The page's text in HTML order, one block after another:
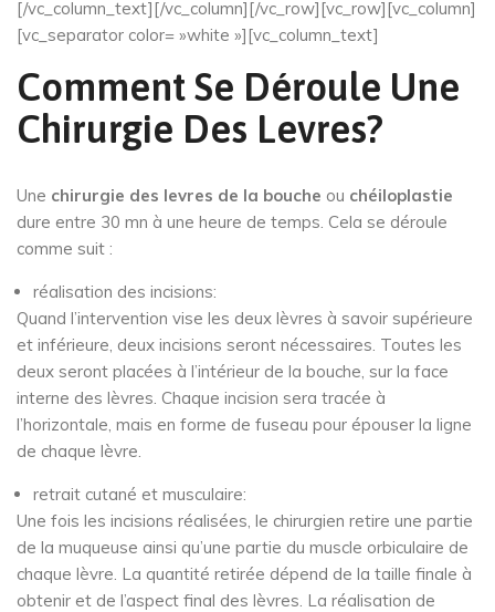
[/vc_column_text][/vc_column][/vc_row][vc_row][vc_column]
[vc_separator color= »white »][vc_column_text]
Comment Se Déroule Une
Chirurgie Des Levres?
Une chirurgie des levres de la bouche ou chéiloplastie
dure entre 30 mn à une heure de temps. Cela se déroule
comme suit :
réalisation des incisions:
Quand l’intervention vise les deux lèvres à savoir supérieure
et inférieure, deux incisions seront nécessaires. Toutes les
deux seront placées à l’intérieur de la bouche, sur la face
interne des lèvres. Chaque incision sera tracée à
l’horizontale, mais en forme de fuseau pour épouser la ligne
de chaque lèvre.
retrait cutané et musculaire:
Une fois les incisions réalisées, le chirurgien retire une partie
de la muqueuse ainsi qu’une partie du muscle orbiculaire de
chaque lèvre. La quantité retirée dépend de la taille finale à
obtenir et de l’aspect final des lèvres. La réalisation de